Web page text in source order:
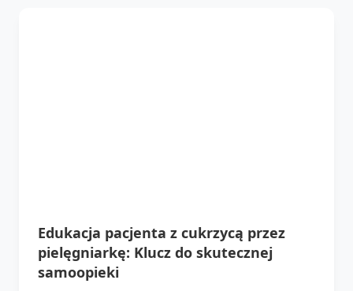
Edukacja pacjenta z cukrzycą przez
pielęgniarkę: Klucz do skutecznej
samoopieki